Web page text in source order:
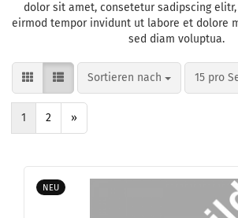
dolor sit amet, consetetur sadipscing
eirmod tempor invidunt ut labore et dolore
sed diam voluptua.
Sortieren nach
Sortieren nach 15 pro
pro
1 2 »
NEU